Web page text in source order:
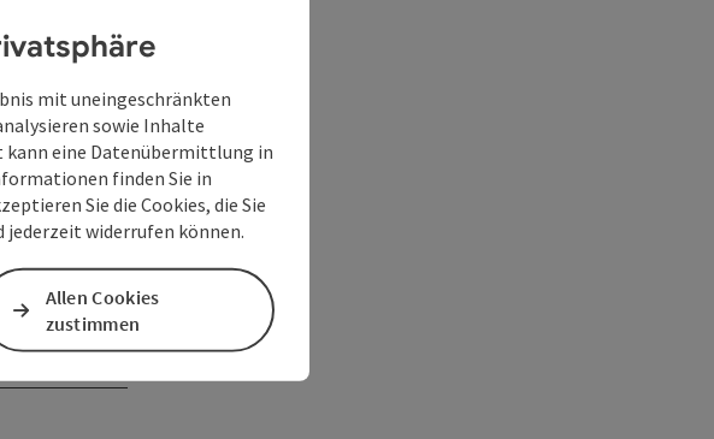
mit uneingeschränkten
sowie Inhalte
kann eine Datenübermittlung in
finden Sie in
Sie die Cookies, die Sie
widerrufen können.
Allen Cookies
zustimmen